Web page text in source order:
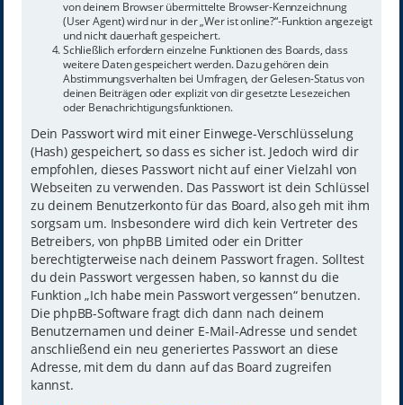
von deinem Browser übermittelte Browser-Kennzeichnung
(User Agent) wird nur in der „Wer ist online?“-Funktion angezeigt
und nicht dauerhaft gespeichert.
Schließlich erfordern einzelne Funktionen des Boards, dass
weitere Daten gespeichert werden. Dazu gehören dein
Abstimmungsverhalten bei Umfragen, der Gelesen-Status von
deinen Beiträgen oder explizit von dir gesetzte Lesezeichen
oder Benachrichtigungsfunktionen.
Dein Passwort wird mit einer Einwege-Verschlüsselung
(Hash) gespeichert, so dass es sicher ist. Jedoch wird dir
empfohlen, dieses Passwort nicht auf einer Vielzahl von
Webseiten zu verwenden. Das Passwort ist dein Schlüssel
zu deinem Benutzerkonto für das Board, also geh mit ihm
sorgsam um. Insbesondere wird dich kein Vertreter des
Betreibers, von phpBB Limited oder ein Dritter
berechtigterweise nach deinem Passwort fragen. Solltest
du dein Passwort vergessen haben, so kannst du die
Funktion „Ich habe mein Passwort vergessen“ benutzen.
Die phpBB-Software fragt dich dann nach deinem
Benutzernamen und deiner E-Mail-Adresse und sendet
anschließend ein neu generiertes Passwort an diese
Adresse, mit dem du dann auf das Board zugreifen
kannst.